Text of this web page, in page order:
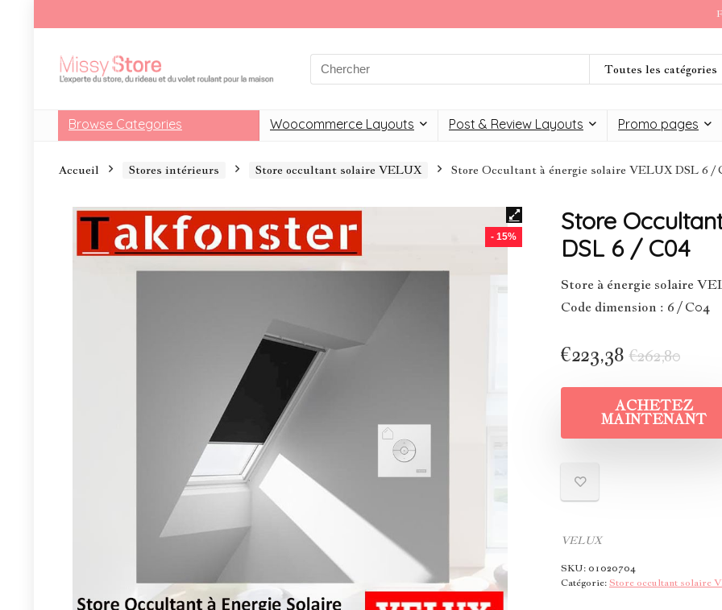
Toutes les catégories
Browse Categories Woocommerce Layouts Post & Review Layouts Promo pages
Accueil Stores intérieurs Store occultant solaire VELUX Store Occultant à énergie solaire VELUX DSL 6 /
- 15%
Store
DSL 6 / C04
Store à énergie solaire
Code dimension : 6 / C04
€262,80
€223,38
ACHETEZ
MAINTENANT
VELUX
SKU:01020704
Catégorie:Store occultant solaire